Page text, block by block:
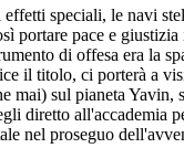
speciali, le navi
portare pace e
di offesa era la
il titolo, ci porterà a
mai) sul pianeta Yavin,
diretto all'accademia
nel proseguo